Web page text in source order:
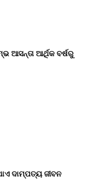
ଆସନ୍ତା ଆର୍ଥିକ ବର୍ଷରୁ
ଦାମ୍ପତ୍ୟ ଜୀବନ